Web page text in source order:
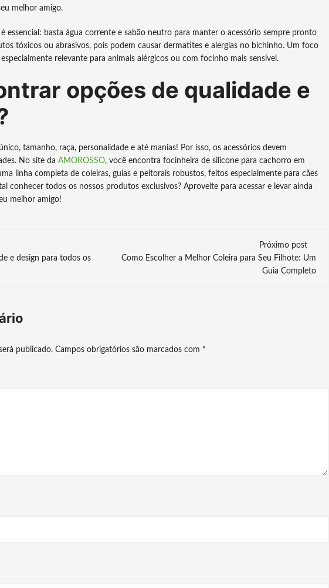
melhor amigo.
essencial: basta água corrente e sabão neutro para manter o acessório sempre pronto
tóxicos ou abrasivos, pois podem causar dermatites e alergias no bichinho. Um foco
relevante para animais alérgicos ou com focinho mais sensível.
opções de qualidade e
tamanho, raça, personalidade e até manias! Por isso, os acessórios devem
No site da AMOROSSO, você encontra focinheira de silicone para cachorro em
linha completa de coleiras, guias e peitorais robustos, feitos especialmente para cães
conhecer todos os nossos produtos exclusivos? Aproveite para acessar e levar ainda
melhor amigo!
e design para todos os
Próximo post
Como Escolher a Melhor Coleira para Seu Filhote: Um
Guia Completo
publicado. Campos obrigatórios são marcados com *